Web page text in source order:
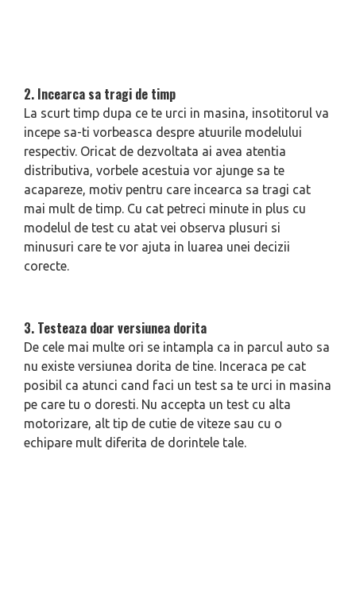
2. Incearca sa tragi de timp
La scurt timp dupa ce te urci in masina, insotitorul va
incepe sa-ti vorbeasca despre atuurile modelului
respectiv. Oricat de dezvoltata ai avea atentia
distributiva, vorbele acestuia vor ajunge sa te
acapareze, motiv pentru care incearca sa tragi cat
mai mult de timp. Cu cat petreci minute in plus cu
modelul de test cu atat vei observa plusuri si
minusuri care te vor ajuta in luarea unei decizii
corecte.
3. Testeaza doar versiunea dorita
De cele mai multe ori se intampla ca in parcul auto sa
nu existe versiunea dorita de tine. Inceraca pe cat
posibil ca atunci cand faci un test sa te urci in masina
pe care tu o doresti. Nu accepta un test cu alta
motorizare, alt tip de cutie de viteze sau cu o
echipare mult diferita de dorintele tale.